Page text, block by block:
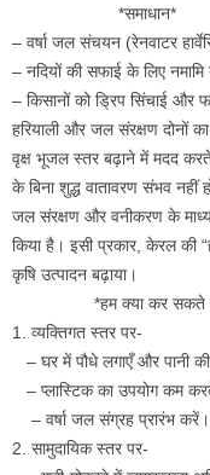
*समाधान*
– वर्षा जल संचयन (रेनवाटर
– नदियों की सफाई के लिए
– किसानों को ड्रिप सिंचाई और
हरियाली और जल संरक्षण दोनों
वृक्ष भूजल स्तर बढ़ाने में मदद
के बिना शुद्ध वातावरण संभव
जल संरक्षण और वनीकरण के
किया है। इसी प्रकार, केरल की
कृषि उत्पादन बढ़ाया।
*हम क्या कर सकते
1. व्यक्तिगत स्तर पर-
– घर में पौधे लगाएँ और पानी की
– प्लास्टिक का उपयोग कम
– वर्षा जल संग्रह प्रारंभ करें।
2. सामुदायिक स्तर पर-